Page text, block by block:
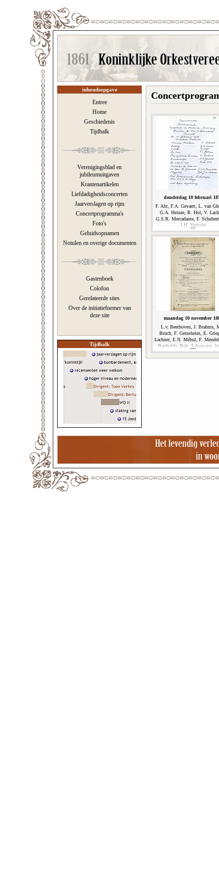
inhoudsopgave
Entree
Home
Geschiedenis
Tijdbalk
Verenigingsblad en
jubileumuitgaven
Krantenartikelen
Liefdadigheidsconcerten
Jaarverslagen op rijm
Concertprogramma's
Foto's
Geluidsopnamen
Notulen en overige documenten
Gastenboek
Colofon
Gerelateerde sites
Over de initiatiefnemer van
deze site
Tijdbalk
donderdag 10 februari
F. Abt, F.A. Gevaert, L. van
G.A. Heinze, R. Hol, V.
G.S.R. Mercadante, F.
J.H. Verhulst
maandag 10 november
L.v. Beethoven, J. Brahms,
Bruch, F. Gernsheim, E.
Lachner, E.N. Méhul, F.
Bartholdy, Rob. Schumann,
Svendsen